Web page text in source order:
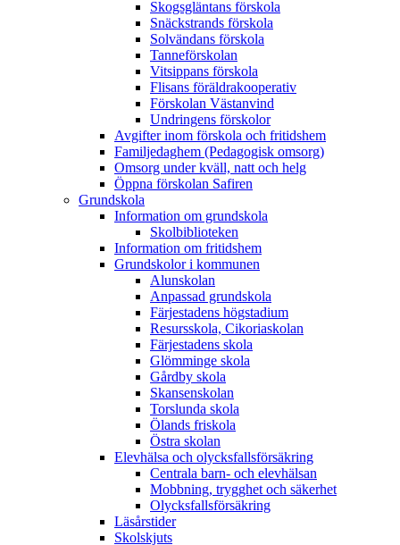
Skogsgläntans förskola
Snäckstrands förskola
Solvändans förskola
Tanneförskolan
Vitsippans förskola
Flisans föräldrakooperativ
Förskolan Västanvind
Undringens förskolor
Avgifter inom förskola och fritidshem
Familjedaghem (Pedagogisk omsorg)
Omsorg under kväll, natt och helg
Öppna förskolan Safiren
Grundskola
Information om grundskola
Skolbiblioteken
Information om fritidshem
Grundskolor i kommunen
Alunskolan
Anpassad grundskola
Färjestadens högstadium
Resursskola, Cikoriaskolan
Färjestadens skola
Glömminge skola
Gårdby skola
Skansenskolan
Torslunda skola
Ölands friskola
Östra skolan
Elevhälsa och olycksfallsförsäkring
Centrala barn- och elevhälsan
Mobbning, trygghet och säkerhet
Olycksfallsförsäkring
Läsårstider
Skolskjuts